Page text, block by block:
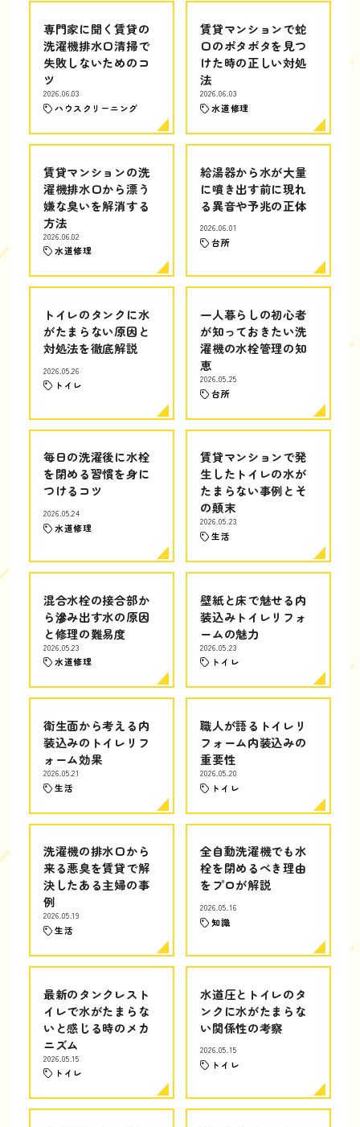
専門家に聞く賃貸の
洗濯機排水口清掃で
失敗しないためのコ
ツ
2026.06.03
ハウスクリーニング
賃貸マンションで蛇
口のポタポタを見つ
けた時の正しい対処
法
2026.06.03
水道修理
賃貸マンションの洗
濯機排水口から漂う
嫌な臭いを解消する
方法
2026.06.02
水道修理
給湯器から水が大量
に噴き出す前に現れ
る異音や予兆の正体
2026.06.01
台所
トイレのタンクに水
がたまらない原因と
対処法を徹底解説
2026.05.26
トイレ
一人暮らしの初心者
が知っておきたい洗
濯機の水栓管理の知
恵
2026.05.25
台所
毎日の洗濯後に水栓
を閉める習慣を身に
つけるコツ
2026.05.24
水道修理
賃貸マンションで発
生したトイレの水が
たまらない事例とそ
の顛末
2026.05.23
生活
混合水栓の接合部か
ら滲み出す水の原因
と修理の難易度
2026.05.23
水道修理
壁紙と床で魅せる内
装込みトイレリフォ
ームの魅力
2026.05.23
トイレ
衛生面から考える内
装込みのトイレリフ
ォーム効果
2026.05.21
生活
職人が語るトイレリ
フォーム内装込みの
重要性
2026.05.20
トイレ
洗濯機の排水口から
来る悪臭を賃貸で解
決したある主婦の事
例
2026.05.19
生活
全自動洗濯機でも水
栓を閉めるべき理由
をプロが解説
2026.05.16
知識
最新のタンクレスト
イレで水がたまらな
いと感じる時のメカ
ニズム
2026.05.15
トイレ
水道圧とトイレのタ
ンクに水がたまらな
い関係性の考察
2026.05.15
トイレ